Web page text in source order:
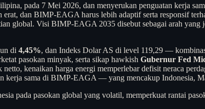
pada 7 Mei 2026, dan menyerukan penguatan kerja
dan BIMP-EAGA harus lebih adaptif serta responsif
global. Visi BIMP-EAGA 2035 disebut sebagai arah yang
di 4,45%, dan Indeks Dolar AS di level 119,29 —
pasokan minyak, serta sikap hawkish Gubernur Fed
kenaikan harga energi memperlebar defisit neraca
kerja sama di BIMP-EAGA — yang mencakup Indonesia,
pada pasokan global yang volatil, memperkuat rantai